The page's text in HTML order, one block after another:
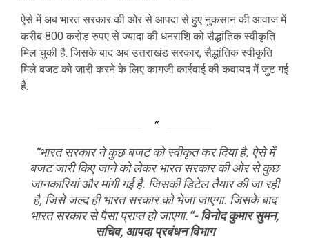
ऐसे में अब भारत सरकार की ओर से आपदा से हुए नुकसान की आवाज में
करीब 800 करोड़ रुपए से ज्यादा की धनराशि को सैद्धांतिक स्वीकृति
मिल चुकी है. जिसके बाद अब उत्तराखंड सरकार, सैद्धांतिक स्वीकृति
मिले बजट को जारी करने के लिए कागजी कार्रवाई की कवायद में जुट गई
है.
“भारत सरकार ने कुछ बजट को स्वीकृत कर दिया है. ऐसे में
बजट जारी किए जाने को लेकर भारत सरकार की ओर से कुछ
जानकारियां और मांगी गई है. जिसकी डिटेल तैयार की जा रही
है, जिसे जल्द ही भारत सरकार को भेजा जाएगा. जिसके बाद
भारत सरकार से पैसा प्राप्त हो जाएगा.“- विनोद कुमार सुमन,
सचिव, आपदा प्रबंधन विभाग